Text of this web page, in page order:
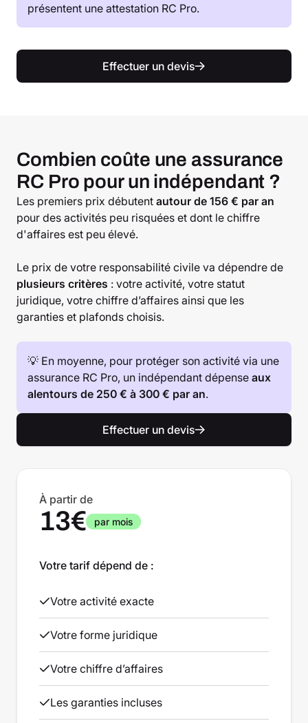
présentent une attestation RC Pro.
Effectuer un devis
Combien coûte une assurance
RC Pro pour un indépendant ?
Les premiers prix débutent autour de 156 € par an
pour des activités peu risquées et dont le chiffre
d'affaires est peu élevé.
Le prix de votre responsabilité civile va dépendre de
plusieurs critères : votre activité, votre statut
juridique, votre chiffre d’affaires ainsi que les
garanties et plafonds choisis.
💡 En moyenne, pour protéger son activité via une
assurance RC Pro, un indépendant dépense aux
alentours de 250 € à 300 € par an.
Effectuer un devis
À partir de
13€ par mois
Votre tarif dépend de :
Votre activité exacte
Votre forme juridique
Votre chiffre d’affaires
Les garanties incluses